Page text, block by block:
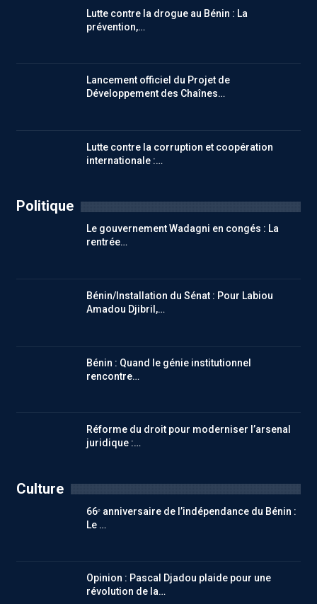
Lutte contre la drogue au Bénin : La
prévention,…
Lancement officiel du Projet de
Développement des Chaînes…
Lutte contre la corruption et coopération
internationale :…
Politique
Le gouvernement Wadagni en congés : La
rentrée…
Bénin/Installation du Sénat : Pour Labiou
Amadou Djibril,…
Bénin : Quand le génie institutionnel
rencontre…
Réforme du droit pour moderniser l’arsenal
juridique :…
Culture
66ᵉ anniversaire de l’indépendance du Bénin :
Le …
Opinion : Pascal Djadou plaide pour une
révolution de la…